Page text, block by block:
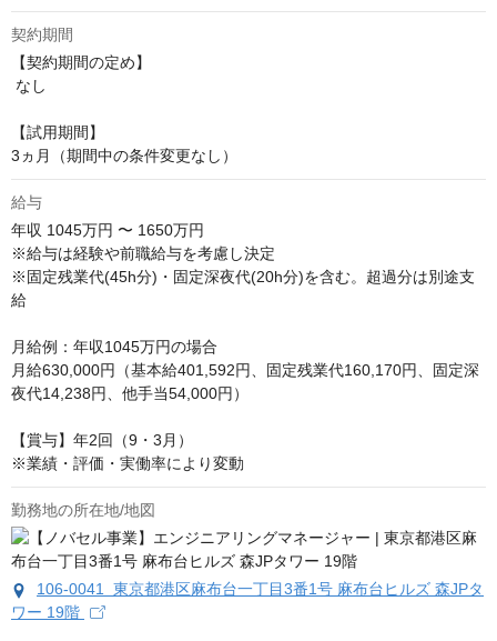
契約期間
【契約期間の定め】
【試用期間】
3ヵ月（期間中の条件変更なし）
給与
年収 1045万円 〜 1650万円
※給与は経験や前職給与を考慮し決定
※固定残業代(45h分)・固定深夜代(20h分)を含む。超過分は別途支
給
月給例：年収1045万円の場合
月給630,000円（基本給401,592円、固定残業代160,170円、固定深
夜代14,238円、他手当54,000円）
【賞与】年2回（9・3月）
※業績・評価・実働率により変動
勤務地の所在地/地図
106-0041 東京都港区麻布台一丁目3番1号 麻布台ヒルズ 森JPタ
ワー 19階